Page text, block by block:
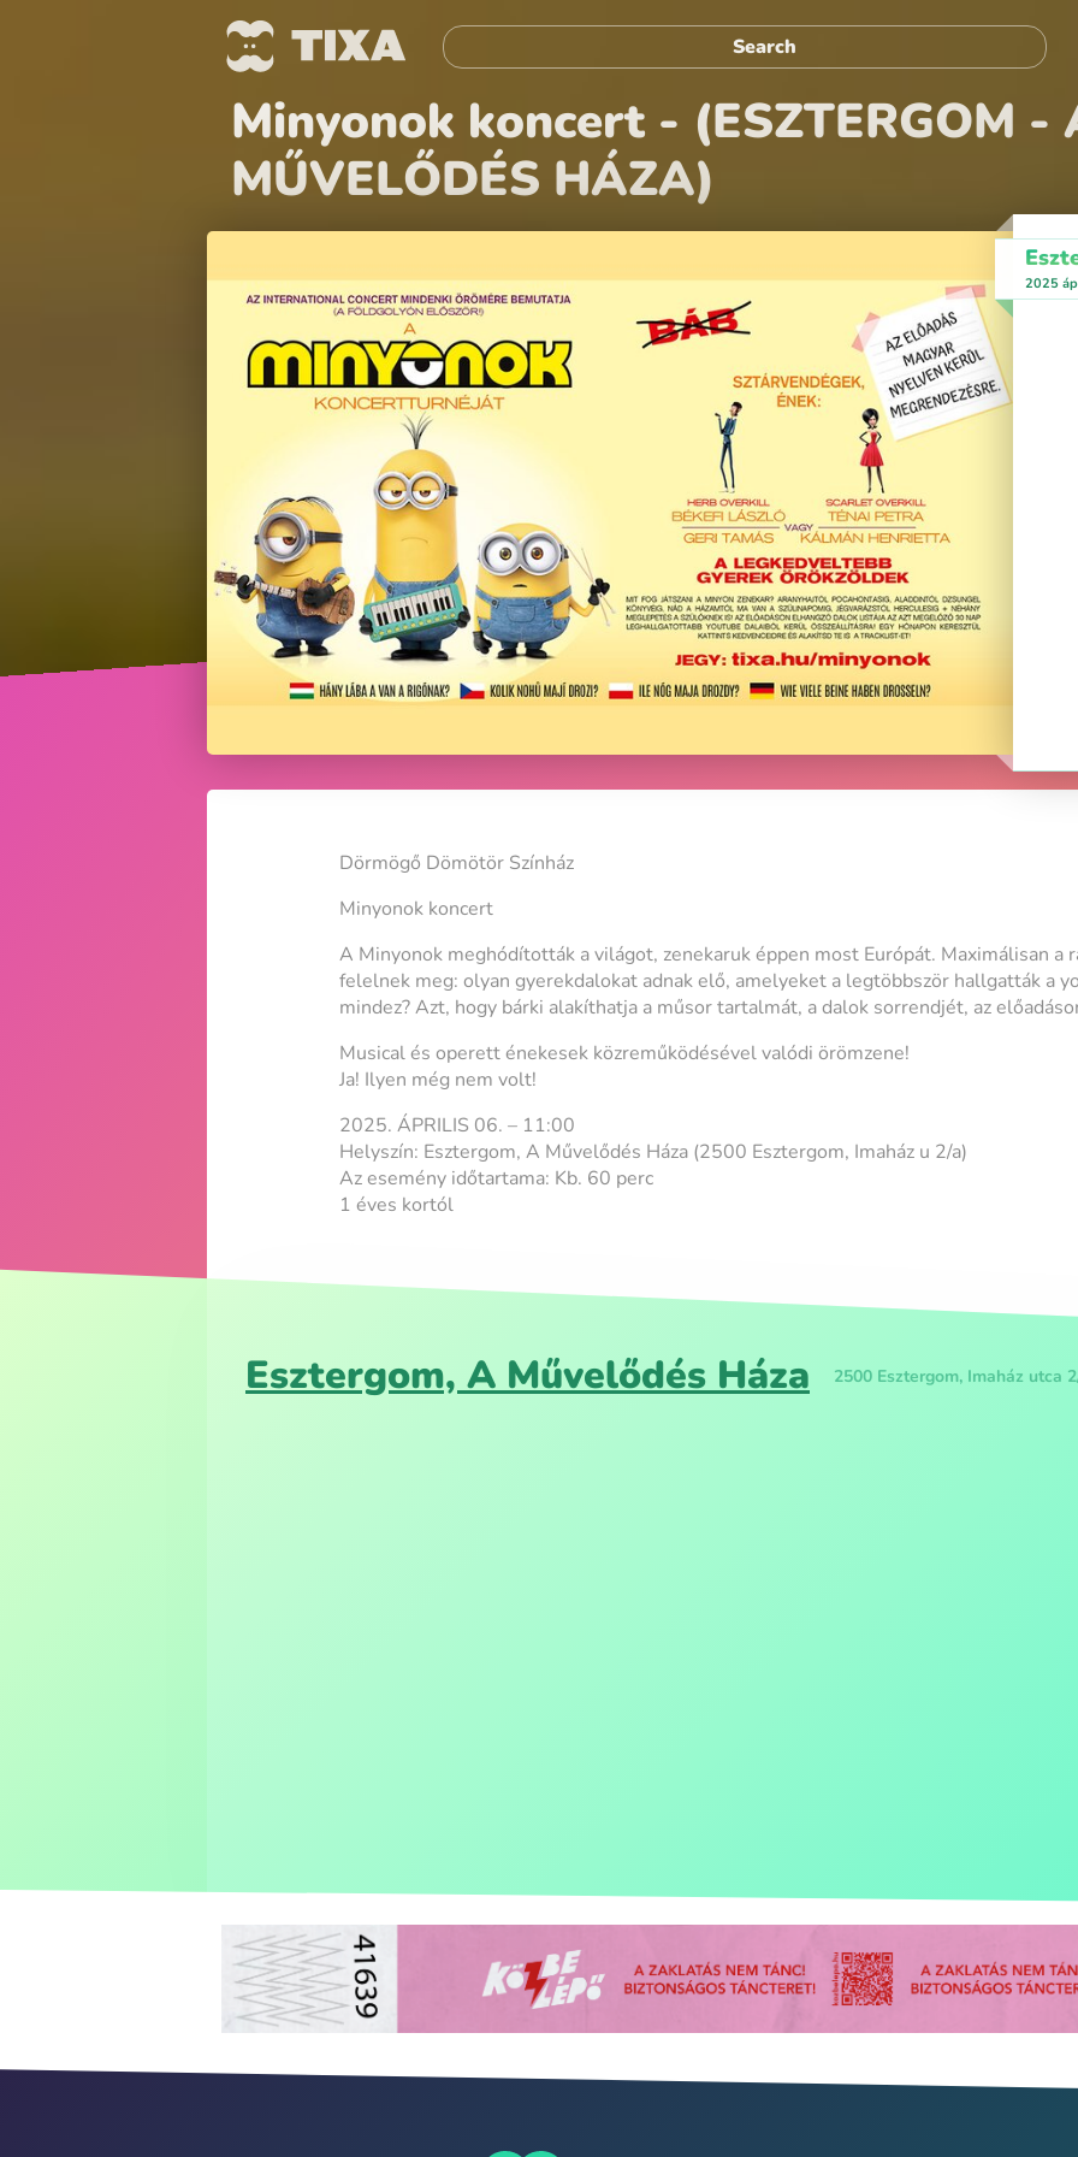
Minyonok koncert - (ESZTERGOM -
MŰVELŐDÉS HÁZA)
2025
Dörmögő Dömötör Színház
Minyonok koncert
A Minyonok meghódították a világot, zenekaruk éppen most Európát. Maximálisan a
felelnek meg: olyan gyerekdalokat adnak elő, amelyeket a legtöbbször hallgatták a
mindez? Azt, hogy bárki alakíthatja a műsor tartalmát, a dalok sorrendjét, az
Musical és operett énekesek közreműködésével valódi örömzene!
Ja! Ilyen még nem volt!
2025. ÁPRILIS 06. – 11:00
Helyszín: Esztergom, A Művelődés Háza (2500 Esztergom, Imaház u 2/a)
Az esemény időtartama: Kb. 60 perc
1 éves kortól
Esztergom, A Művelődés Háza 2500 Esztergom, Imaház utca